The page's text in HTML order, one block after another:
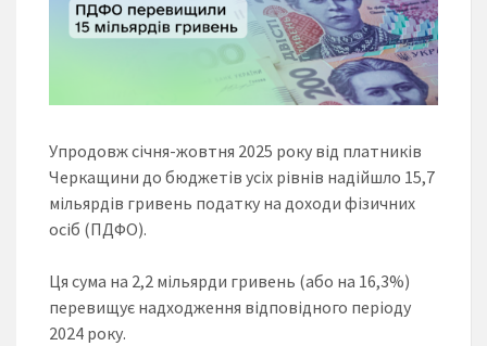
Упродовж січня-жовтня 2025 року від платників
Черкащини до бюджетів усіх рівнів надійшло 15,7
мільярдів гривень податку на доходи фізичних
осіб (ПДФО).
Ця сума на 2,2 мільярди гривень (або на 16,3%)
перевищує надходження відповідного періоду
2024 року.